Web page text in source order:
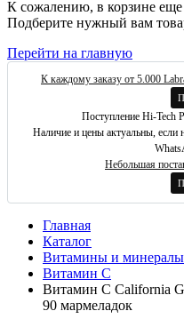
К сожалению, в корзине еще
Подберите нужный вам
Перейти на главную
К каждому заказу от 5.000
Поступление Hi-Tech
Наличие и цены актуальны, если
Небольшая
Главная
Каталог
Витамины и минералы
Витамин C
Витамин C California
90 мармеладок